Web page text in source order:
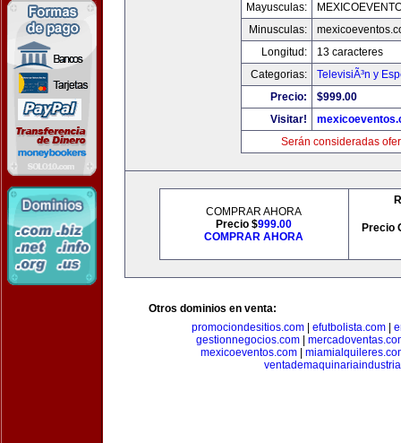
Mayusculas:
Minusculas:
Longitud:
13 caracteres
Categorias:
TelevisiÃ³n y
Precio:
$999.00
Visitar!
Serán consideradas
COMPRAR AHORA
Precio $999.00
COMPRAR AHORA
Precio
Otros dominios en venta:
promociondesitios.com| efutbolista.com|
gestionnegocios.com
mexicoeventos.com